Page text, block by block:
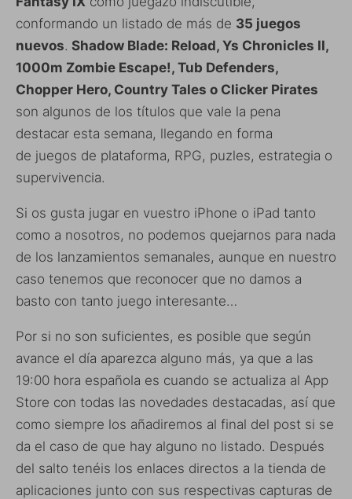
conformando un listado de más de 35 juegos
nuevos. Shadow Blade: Reload, Ys Chronicles II,
1000m Zombie Escape!, Tub Defenders,
Chopper Hero, Country Tales o Clicker Pirates
son algunos de los títulos que vale la pena
destacar esta semana, llegando en forma
de juegos de plataforma, RPG, puzles, estrategia o
supervivencia.
Si os gusta jugar en vuestro iPhone o iPad tanto
como a nosotros, no podemos quejarnos para nada
de los lanzamientos semanales, aunque en nuestro
caso tenemos que reconocer que no damos a
basto con tanto juego interesante…
Por si no son suficientes, es posible que según
avance el día aparezca alguno más, ya que a las
19:00 hora española es cuando se actualiza al App
Store con todas las novedades destacadas, así que
como siempre los añadiremos al final del post si se
da el caso de que hay alguno no listado. Después
del salto tenéis los enlaces directos a la tienda de
aplicaciones junto con sus respectivas capturas de